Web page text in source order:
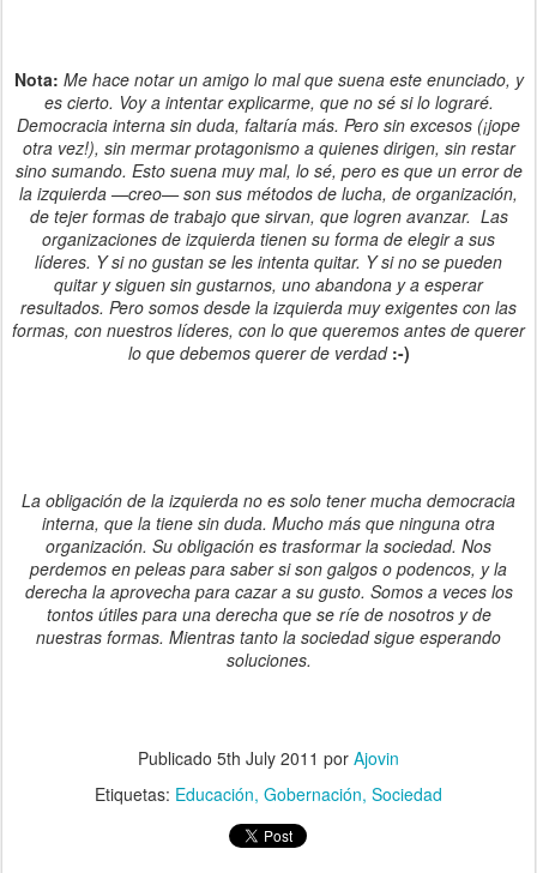
Nota: Me hace notar un amigo lo mal que suena este enunciado, y
es cierto. Voy a intentar explicarme, que no sé si lo lograré.
Democracia interna sin duda, faltaría más. Pero sin excesos (¡jope
otra vez!), sin mermar protagonismo a quienes dirigen, sin restar
sino sumando. Esto suena muy mal, lo sé, pero es que un error de
la izquierda —creo— son sus métodos de lucha, de organización,
de tejer formas de trabajo que sirvan, que logren avanzar. Las
organizaciones de izquierda tienen su forma de elegir a sus
líderes. Y si no gustan se les intenta quitar. Y si no se pueden
quitar y siguen sin gustarnos, uno abandona y a esperar
resultados. Pero somos desde la izquierda muy exigentes con las
formas, con nuestros líderes, con lo que queremos antes de querer
lo que debemos querer de verdad :-)
La obligación de la izquierda no es solo tener mucha democracia
interna, que la tiene sin duda. Mucho más que ninguna otra
organización. Su obligación es trasformar la sociedad. Nos
perdemos en peleas para saber si son galgos o podencos, y la
derecha la aprovecha para cazar a su gusto. Somos a veces los
tontos útiles para una derecha que se ríe de nosotros y de
nuestras formas. Mientras tanto la sociedad sigue esperando
soluciones.
Publicado 5th July 2011 por Ajovin
Etiquetas: Educación Gobernación Sociedad